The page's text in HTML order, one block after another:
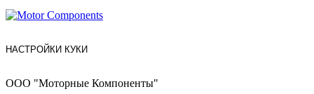
НАСТРОЙКИ КУКИ
ООО "Моторные Компоненты"